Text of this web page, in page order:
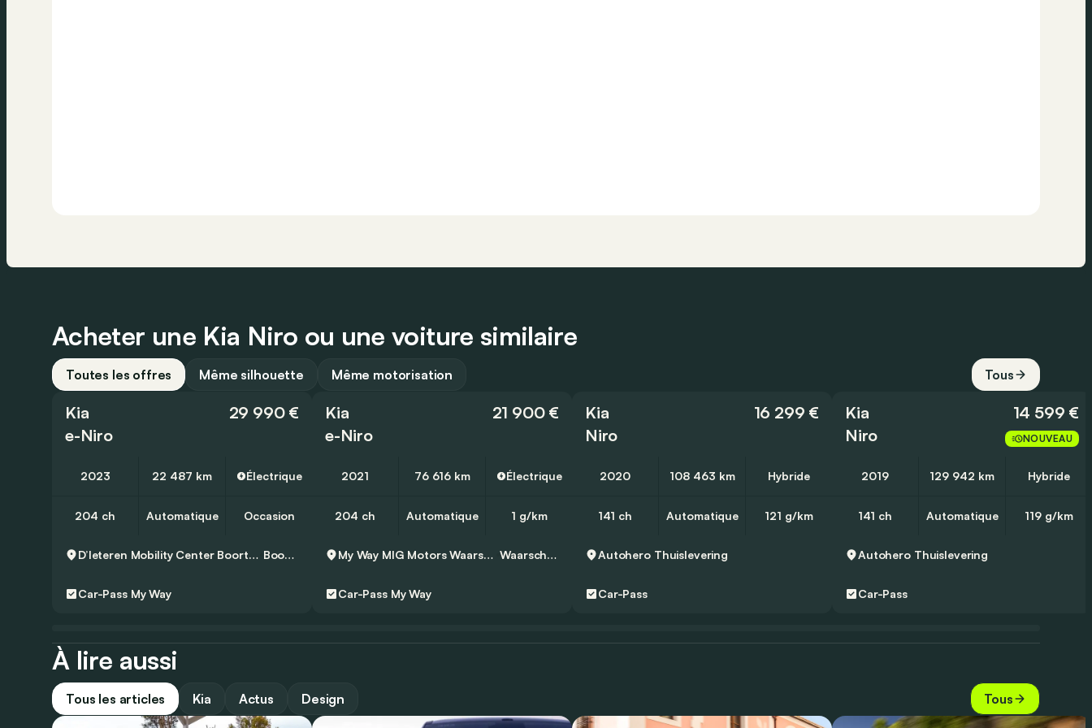
Acheter une Kia Niro ou une voiture similaire
Toutes les offres Même silhouette Même motorisation Tous
Kia
e-Niro
29 990 €
2023 22 487 km Électrique
204 ch Automatique Occasion
D’Ieteren Mobility Center Boortmeerbeek - Volkswagen & Commercial Vehicles Boortmeerbeek
Car-Pass My Way
Kia
e-Niro
21 900 €
2021 76 616 km Électrique
204 ch Automatique 1 g/km
My Way MIG Motors Waarschoot Waarschoot
Car-Pass My Way
Kia
Niro
16 299 €
2020 108 463 km Hybride
141 ch Automatique 121 g/km
Autohero Thuislevering
Car-Pass
Kia
Niro
14 599 €
NOUVEAU
2019 129 942 km Hybride
141 ch Automatique 119 g/km
Autohero Thuislevering
Car-Pass
À lire aussi
Tous les articles Kia Actus Design Tous